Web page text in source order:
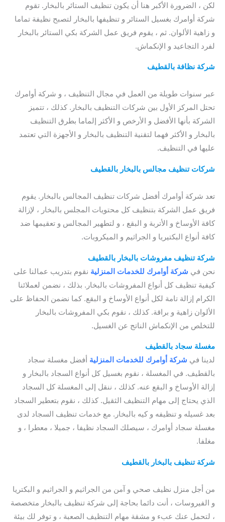
لكن ، الضرورة الأكبر هنا أن يكون تنظيف الستائر بالبخار. تقوم
شركة أوامرك بغسيل الستائر و تنظيفها بالبخار لتصبح نظيفة تماما
و زاهية الألوان. ثم ، يقوم فريق عمل الشركة بكي الستائر بالبخار
لفرد التجاعيد و الإنكماش.
شركة نظافة بالقطيف
عبر سنوات طويلة من العمل في مجال التنظيف ، و شركة أوامرك
تحتل المركز الأول بين شركات التنظيف بالبخار. كذلك ، تتميز
الشركة بأنها الأفضل و الأرخص و الأكثر إلماما بطرق التنظيف
بالبخار و الأكثر فهما لتقنية التنظيف بالبخار و الأجهزة التي تعتمد
عليها في التنظيف.
شركات تنظيف مجالس بالبخار بالقطيف
تعد شركة أوامرك أفضل شركات تنظيف المجالس بالبخار. يقوم
فريق عمل الشركة بتنظيف كل محتويات المجلس بالبخار ، لإزالة
كافة الأوساخ و الأتربة و البقع ، و لتطهير المجالس و تعقيمها ضد
كافة أنواع البكتيريا و الجراثيم و الميكروبات.
شركة تنظيف مفروشات بالبخار بالقطيف
نحن في شركة أوامرك للخدمات المنزلية نقوم بتدريب عمالنا على
كيفية تنظيف كل أنواع المفروشات بالبخار. بذلك ، نضمن لعملائنا
الكرام إزالة تامة لكل أنواع الأوساخ و البقع. كما نضمن الحفاظ على
الألوان زاهية و براقة. كذلك ، نقوم بكي المفروشات بالبخار
للتخلص من الإنكماش الناتج عن الغسيل.
مغسلة سجاد بالقطيف
لدينا في شركة أوامرك للخدمات المنزلية أفضل مغسلة سجاد
بالقطيف. في المغسلة ، نقوم بغسيل كل أنواع السجاد بالبخار و
إزالة الأوساخ و البقع عنه. كذلك ، ننقل إلى المغسلة كل السجاد
الذي يحتاج إلى مهام التنظيف الثقيل. كذلك ، نقوم بتعطير السجاد
بعد غسيله و تنظيفه و كيه بالبخار. مع خدمات تنظيف السجاد لدى
مغسلة سجاد أوامرك ، سيصلك السجاد نظيفا ، جميلا ، معطرا ، و
مغلفا.
شركة تنظيف بالبخار بالقطيف
من أجل منزل نظيف صحي و آمن من الجراثيم و الجراثيم و البكتريا
و الفيروسات ، أنت دائما بحاجة إلى شركة تنظيف بالبخار متخصصة
، لتحمل عنك عبء و مشقة مهام التنظيف الصعبة ، و توفر لك بيئة